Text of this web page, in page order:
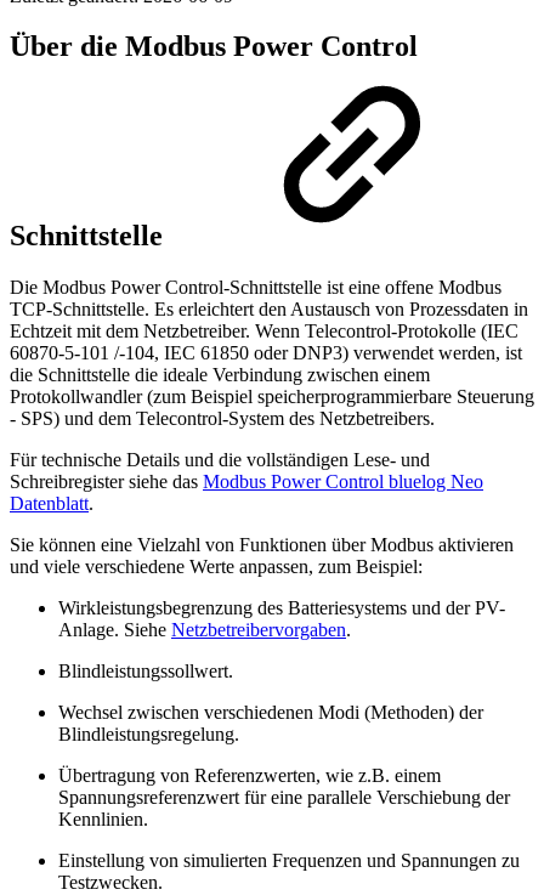
Über die Modbus Power Control
Schnittstelle
Die Modbus Power Control-Schnittstelle ist eine offene Modbus
TCP-Schnittstelle. Es erleichtert den Austausch von Prozessdaten in
Echtzeit mit dem Netzbetreiber. Wenn Telecontrol-Protokolle (IEC
60870-5-101 /-104, IEC 61850 oder DNP3) verwendet werden, ist
die Schnittstelle die ideale Verbindung zwischen einem
Protokollwandler (zum Beispiel speicherprogrammierbare Steuerung
- SPS) und dem Telecontrol-System des Netzbetreibers.
Für technische Details und die vollständigen Lese- und
Schreibregister siehe das Modbus Power Control bluelog Neo
Datenblatt.
Sie können eine Vielzahl von Funktionen über Modbus aktivieren
und viele verschiedene Werte anpassen, zum Beispiel:
Wirkleistungsbegrenzung des Batteriesystems und der PV-
Anlage. Siehe Netzbetreibervorgaben.
Blindleistungssollwert.
Wechsel zwischen verschiedenen Modi (Methoden) der
Blindleistungsregelung.
Übertragung von Referenzwerten, wie z.B. einem
Spannungsreferenzwert für eine parallele Verschiebung der
Kennlinien.
Einstellung von simulierten Frequenzen und Spannungen zu
Testzwecken.